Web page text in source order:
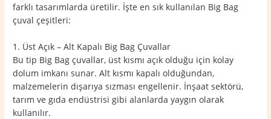
farklı tasarımlarda üretilir. İşte en sık kullanılan Big Bag
çuval çeşitleri:
1. Üst Açık – Alt Kapalı Big Bag Çuvallar
Bu tip Big Bag çuvallar, üst kısmı açık olduğu için kolay
dolum imkanı sunar. Alt kısmı kapalı olduğundan,
malzemelerin dışarıya sızması engellenir. İnşaat sektörü,
tarım ve gıda endüstrisi gibi alanlarda yaygın olarak
kullanılır.